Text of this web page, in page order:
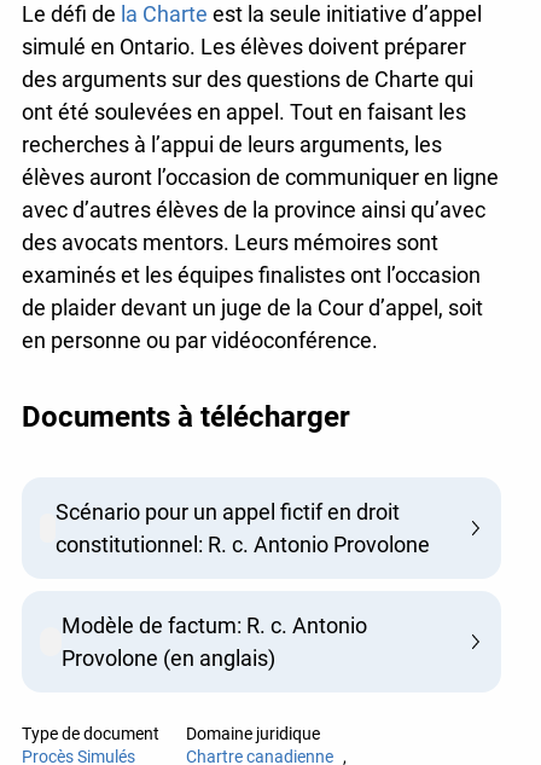
Le défi de la Charte est la seule initiative d’appel
simulé en Ontario. Les élèves doivent préparer
des arguments sur des questions de Charte qui
ont été soulevées en appel. Tout en faisant les
recherches à l’appui de leurs arguments, les
élèves auront l’occasion de communiquer en ligne
avec d’autres élèves de la province ainsi qu’avec
des avocats mentors. Leurs mémoires sont
examinés et les équipes finalistes ont l’occasion
de plaider devant un juge de la Cour d’appel, soit
en personne ou par vidéoconférence.
Documents à télécharger
Scénario pour un appel fictif en droit
constitutionnel: R. c. Antonio Provolone
Modèle de factum: R. c. Antonio
Provolone (en anglais)
Type de document
Procès Simulés
Domaine juridique
Chartre canadienne